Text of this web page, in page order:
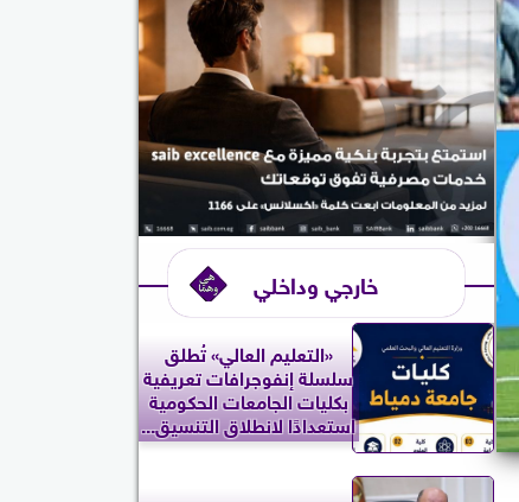
خارجي وداخلي
«التعليم العالي» تُطلق
سلسلة إنفوجرافات تعريفية
بكليات الجامعات الحكومية
استعدادًا لانطلاق التنسيق...